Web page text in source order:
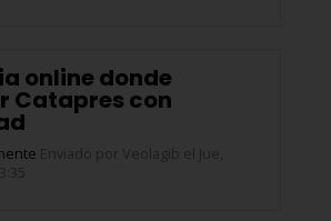
online donde
Catapres con
Enviado por Veolagib el Jue,